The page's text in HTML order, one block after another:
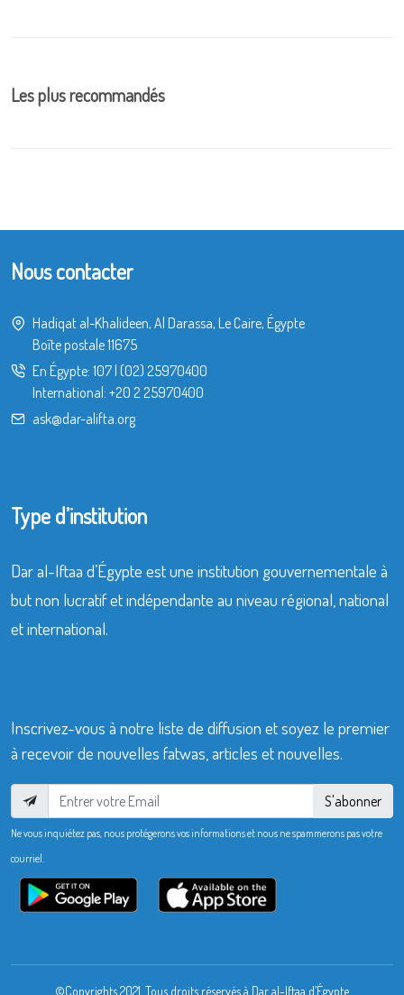
Les plus recommandés
Nous contacter
Hadiqat al-Khalideen, Al Darassa, Le Caire, Égypte
Boîte postale 11675
En Égypte: 107| (02) 25970400
International: +20 2 25970400
ask@dar-alifta.org
Type d’institution
Dar al-Iftaa d’Égypte est une institution gouvernementale à
but non lucratif et indépendante au niveau régional, national
et international.
Inscrivez-vous à notre liste de diffusion et soyez le premier
à recevoir de nouvelles fatwas, articles et nouvelles.
S'abonner
Ne vous inquiétez pas, nous protégerons vos informations et nous ne spammerons pas votre
courriel.
©Copyrights 2021. Tous droits réservés à Dar al-Iftaa d’Égypte